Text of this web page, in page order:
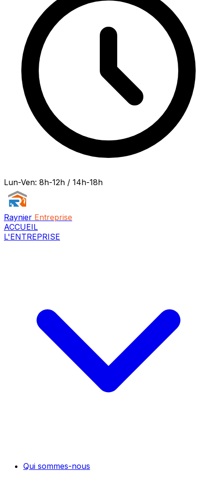
Lun-Ven: 8h-12h / 14h-18h
Raynier Entreprise
ACCUEIL
L'ENTREPRISE
Qui sommes-nous